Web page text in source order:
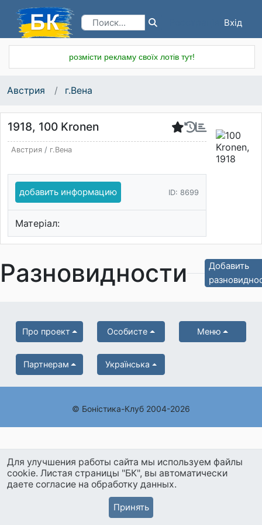
Вхід
розмісти рекламу своїх лотів тут!
Австрия г.Вена
1918, 100 Kronen
Австрия/ г.Вена
добавить информацию ID: 8699
Матеріал:
Разновидности
Добавить
Про проект Особисте Меню
Партнерам Українська
© Боністика-Клуб 2004-2026
Для улучшения работы сайта мы используем файлы
cookie. Листая страницы "БК", вы автоматически
даете согласие на обработку данных.
Принять